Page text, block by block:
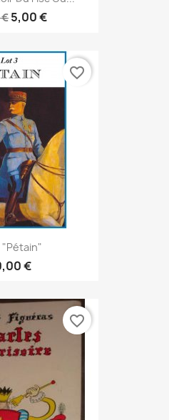
€ 5,00 €
"Pétain"
€
favorite_border
favorite_border